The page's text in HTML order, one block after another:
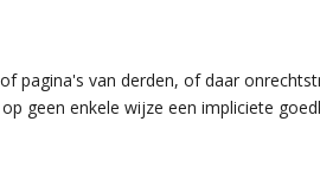
pagina's van derden, of daar
geen enkele wijze een impliciete